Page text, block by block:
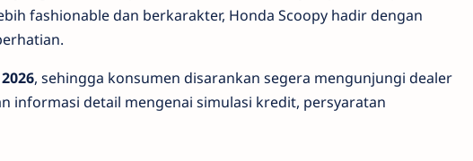
fashionable dan berkarakter, Honda Scoopy hadir dengan
, sehingga konsumen disarankan segera mengunjungi dealer
informasi detail mengenai simulasi kredit, persyaratan